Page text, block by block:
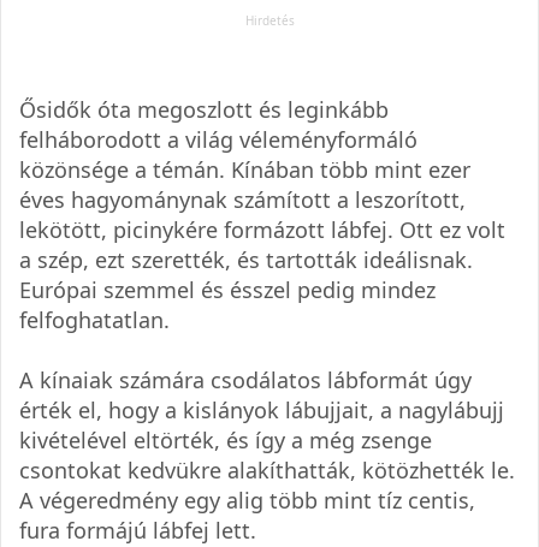
Ősidők óta megoszlott és leginkább
felháborodott a világ véleményformáló
közönsége a témán. Kínában több mint ezer
éves hagyománynak számított a leszorított,
lekötött, picinykére formázott lábfej. Ott ez volt
a szép, ezt szerették, és tartották ideálisnak.
Európai szemmel és ésszel pedig mindez
felfoghatatlan.
A kínaiak számára csodálatos lábformát úgy
érték el, hogy a kislányok lábujjait, a nagylábujj
kivételével eltörték, és így a még zsenge
csontokat kedvükre alakíthatták, kötözhették le.
A végeredmény egy alig több mint tíz centis,
fura formájú lábfej lett.